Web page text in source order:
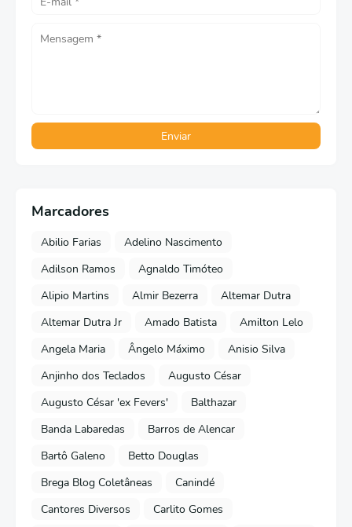
Marcadores
Abilio Farias
Adelino Nascimento
Adilson Ramos
Agnaldo Timóteo
Alipio Martins
Almir Bezerra
Altemar Dutra
Altemar Dutra Jr
Amado Batista
Amilton Lelo
Angela Maria
Ângelo Máximo
Anisio Silva
Anjinho dos Teclados
Augusto César
Augusto César 'ex Fevers'
Balthazar
Banda Labaredas
Barros de Alencar
Bartô Galeno
Betto Douglas
Brega Blog Coletâneas
Canindé
Cantores Diversos
Carlito Gomes